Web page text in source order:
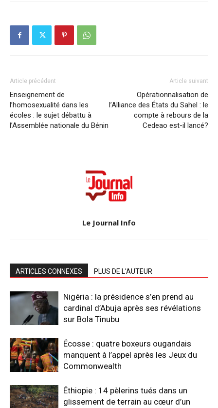
Article précédent
Enseignement de
l’homosexualité dans les
écoles : le sujet débattu à
l’Assemblée nationale du Bénin
Article suivant
Opérationnalisation de
l’Alliance des États du Sahel : le
compte à rebours de la
Cedeao est-il lancé?
Le Journal Info
ARTICLES CONNEXES PLUS DE L'AUTEUR
Nigéria : la présidence s’en prend au
cardinal d’Abuja après ses révélations
sur Bola Tinubu
Écosse : quatre boxeurs ougandais
manquent à l’appel après les Jeux du
Commonwealth
Éthiopie : 14 pèlerins tués dans un
glissement de terrain au cœur d’un